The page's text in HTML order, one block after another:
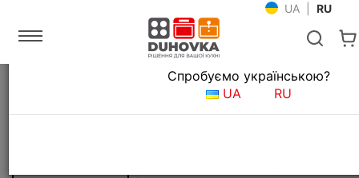
UA RU
Мойки и смесители
Дозатор для мыла Fabiano FAS-D 41
Язык магазина
Спробуємо українською?
UA
RU